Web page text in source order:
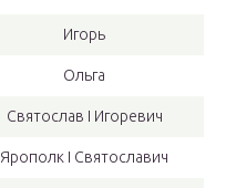
Игорь
Ольга
Святослав I Игоревич
Ярополк I Святославич